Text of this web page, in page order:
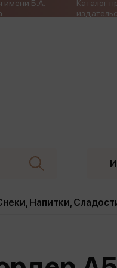
имени Б.А.
Каталог
Напитки,